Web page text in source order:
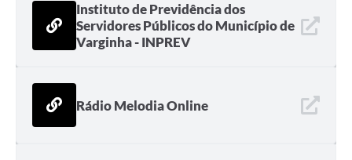
Instituto de Previdência dos
Servidores Públicos do Município de
Varginha - INPREV
Rádio Melodia Online